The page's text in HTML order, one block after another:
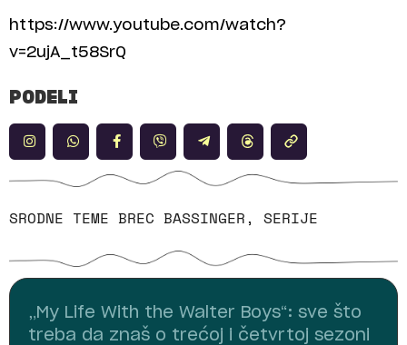
https://www.youtube.com/watch?
v=2ujA_t58SrQ
PODELI
SRODNE TEME BREC BASSINGER, SERIJE
„My Life With the Walter Boys“: sve što
treba da znaš o trećoj i četvrtoj sezoni